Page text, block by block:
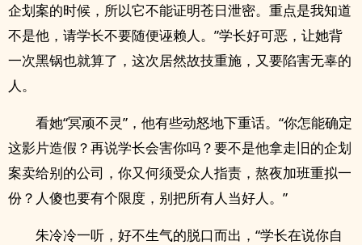
企划案的时候，所以它不能证明苍日泄密。重点是我知道
不是他，请学长不要随便诬赖人。”学长好可恶，让她背
一次黑锅也就算了，这次居然故技重施，又要陷害无辜的
人。
看她“冥顽不灵”，他有些动怒地下重话。“你怎能确定
这影片造假？再说学长会害你吗？要不是他拿走旧的企划
案卖给别的公司，你又何须受众人指责，熬夜加班重拟一
份？人傻也要有个限度，别把所有人当好人。”
朱冷冷一听，好不生气的脱口而出，“学长在说你自